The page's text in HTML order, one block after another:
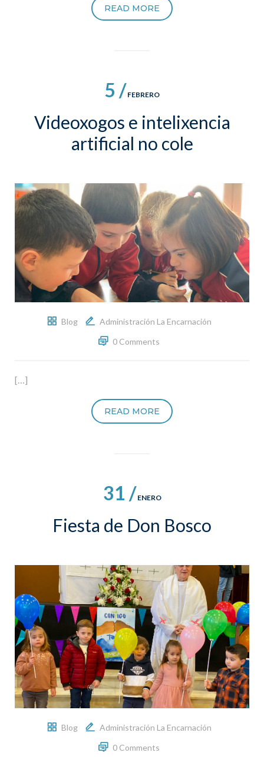
READ MORE
5 / FEBRERO
Videoxogos e intelixencia
artificial no cole
Blog
Administración La Encarnación
0 Comments
[…]
READ MORE
31 / ENERO
Fiesta de Don Bosco
Blog
Administración La Encarnación
0 Comments